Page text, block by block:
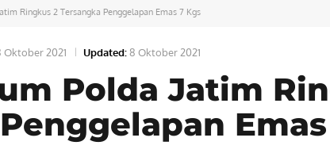
Ringkus 2 Tersangka Penggelapan Emas 7 Kgs
Oktober 2021 Updated:8 Oktober 2021
Polda Jatim